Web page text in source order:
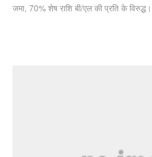
जमा, 70% शेष राशि बी/एल की प्रति के विरुद्ध।